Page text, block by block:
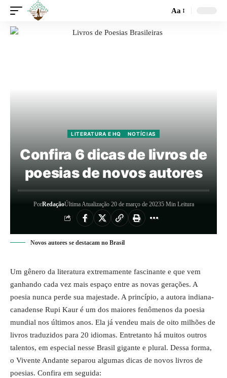
Aa
LITERATURA E HQ NOTÍCIAS
Confira 6 dicas de livros de
poesias de novos autores
PorRedaçãoÚltima Atualização 20 de março de 20235 Min Leitura
Novos autores se destacam no Brasil
Um gênero da literatura extremamente fascinante e que vem
ganhando cada vez mais espaço entre as novas gerações. A
poesia nunca perde sua majestade. A princípio, a autora indiana-
canadense Rupi Kaur é um dos maiores fenômenos da poesia
mundial nos últimos anos. Ela já vendeu mais de oito milhões de
livros traduzidos para 20 idiomas. Entretanto há muitos outros
talentos, em especial nesse Brasil gigante e plural. Dessa forma,
o Vivente Andante separou algumas dicas de novos livros de
poesias. Confira em seguida: